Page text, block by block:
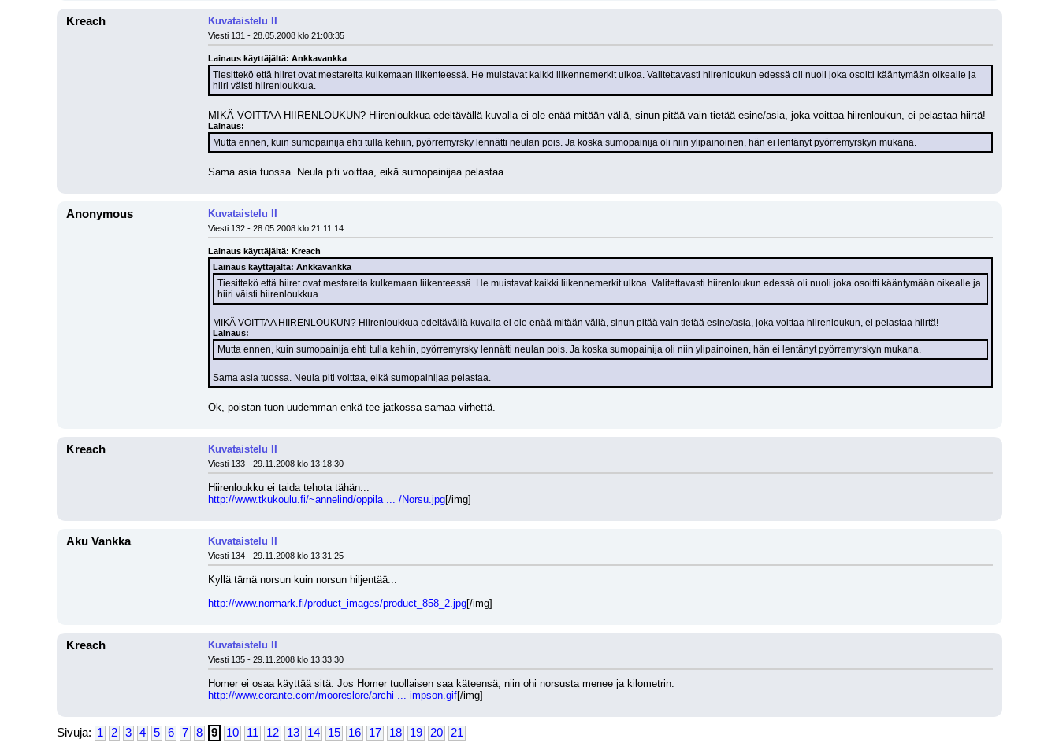
Kreach Kuvataistelu II
Viesti 131 - 28.05.2008 klo 21:08:35
Lainaus käyttäjältä: Ankkavankka
Tiesittekö että hiiret ovat mestareita kulkemaan liikenteessä. He muistavat kaikki liikennemerkit ulkoa. Valitettavasti hiirenloukun edessä oli nuoli joka osoitti kääntymään oikealle ja
hiiri väisti hiirenloukkua.
MIKÄ VOITTAA HIIRENLOUKUN? Hiirenloukkua edeltävällä kuvalla ei ole enää mitään väliä, sinun pitää vain tietää esine/asia, joka voittaa hiirenloukun, ei pelastaa hiirtä!
Lainaus:
Mutta ennen, kuin sumopainija ehti tulla kehiin, pyörremyrsky lennätti neulan pois. Ja koska sumopainija oli niin ylipainoinen, hän ei lentänyt pyörremyrskyn mukana.
Sama asia tuossa. Neula piti voittaa, eikä sumopainijaa pelastaa.
Anonymous Kuvataistelu II
Viesti 132 - 28.05.2008 klo 21:11:14
Lainaus käyttäjältä: Kreach
Lainaus käyttäjältä: Ankkavankka
Tiesittekö että hiiret ovat mestareita kulkemaan liikenteessä. He muistavat kaikki liikennemerkit ulkoa. Valitettavasti hiirenloukun edessä oli nuoli joka osoitti kääntymään oikealle ja
hiiri väisti hiirenloukkua.
MIKÄ VOITTAA HIIRENLOUKUN? Hiirenloukkua edeltävällä kuvalla ei ole enää mitään väliä, sinun pitää vain tietää esine/asia, joka voittaa hiirenloukun, ei pelastaa hiirtä!
Lainaus:
Mutta ennen, kuin sumopainija ehti tulla kehiin, pyörremyrsky lennätti neulan pois. Ja koska sumopainija oli niin ylipainoinen, hän ei lentänyt pyörremyrskyn mukana.
Sama asia tuossa. Neula piti voittaa, eikä sumopainijaa pelastaa.
Ok, poistan tuon uudemman enkä tee jatkossa samaa virhettä.
Kreach Kuvataistelu II
Viesti 133 - 29.11.2008 klo 13:18:30
Hiirenloukku ei taida tehota tähän...
http://www.tkukoulu.fi/~annelind/oppila ... /Norsu.jpg[/img]
Aku Vankka Kuvataistelu II
Viesti 134 - 29.11.2008 klo 13:31:25
Kyllä tämä norsun kuin norsun hiljentää...
http://www.normark.fi/product_images/product_858_2.jpg[/img]
Kreach Kuvataistelu II
Viesti 135 - 29.11.2008 klo 13:33:30
Homer ei osaa käyttää sitä. Jos Homer tuollaisen saa käteensä, niin ohi norsusta menee ja kilometrin.
http://www.corante.com/mooreslore/archi ... impson.gif[/img]
Sivuja: 1 2 3 4 5 6 7 8 9 10 11 12 13 14 15 16 17 18 19 20 21